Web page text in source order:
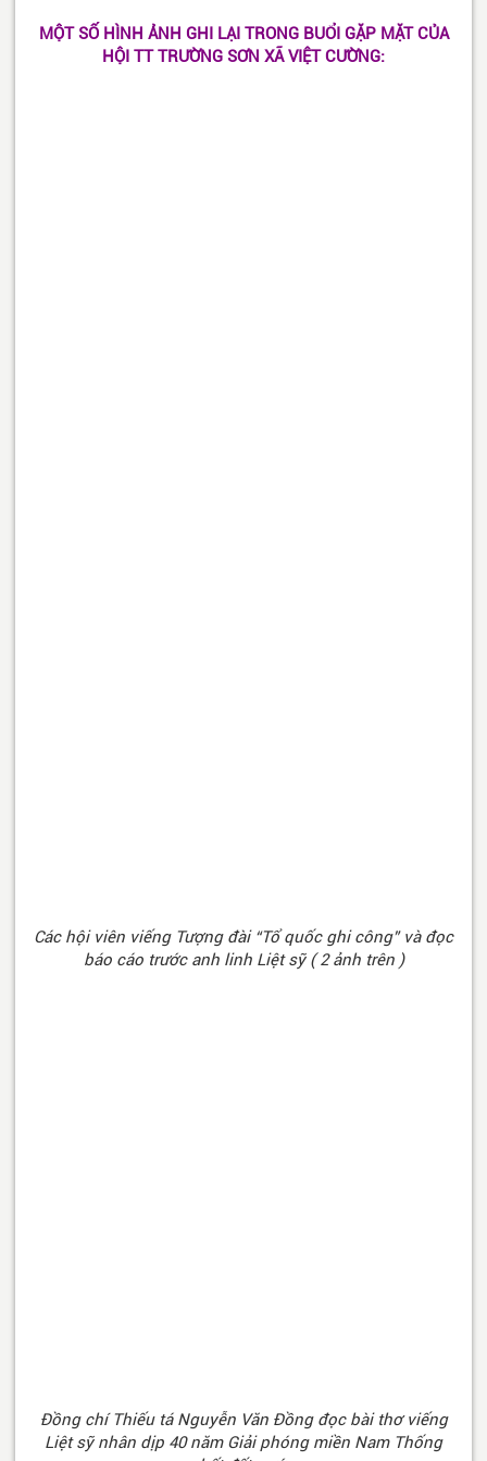
MỘT SỐ HÌNH ẢNH GHI LẠI TRONG BUỔI GẶP MẶT CỦA
HỘI TT TRƯỜNG SƠN XÃ VIỆT CƯỜNG:
Các hội viên viếng Tượng đài “Tổ quốc ghi công” và đọc
báo cáo trước anh linh Liệt sỹ ( 2 ảnh trên )
Đồng chí Thiếu tá Nguyễn Văn Đồng đọc bài thơ viếng
Liệt sỹ nhân dịp 40 năm Giải phóng miền Nam Thống